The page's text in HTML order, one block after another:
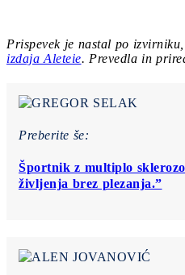
Prispevek je nastal po
izdaja Aleteie. Prevedla in
Preberite še:
Športnik z multiplo
življenja brez plezanja.”